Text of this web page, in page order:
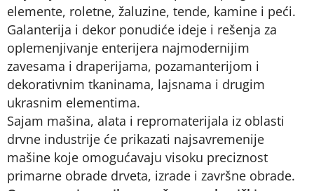
elemente, roletne, žaluzine, tende, kamine i peći.
Galanterija i dekor ponudiće ideje i rešenja za
oplemenjivanje enterijera najmodernijim
zavesama i draperijama, pozamanterijom i
dekorativnim tkaninama, lajsnama i drugim
ukrasnim elementima.
Sajam mašina, alata i repromaterijala iz oblasti
drvne industrije će prikazati najsavremenije
mašine koje omogućavaju visoku preciznost
primarne obrade drveta, izrade i završne obrade.